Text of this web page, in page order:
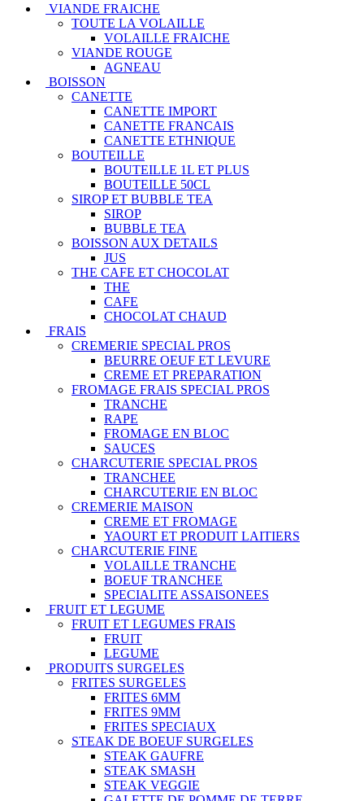
VIANDE FRAICHE
TOUTE LA VOLAILLE
VOLAILLE FRAICHE
VIANDE ROUGE
AGNEAU
BOISSON
CANETTE
CANETTE IMPORT
CANETTE FRANCAIS
CANETTE ETHNIQUE
BOUTEILLE
BOUTEILLE 1L ET PLUS
BOUTEILLE 50CL
SIROP ET BUBBLE TEA
SIROP
BUBBLE TEA
BOISSON AUX DETAILS
JUS
THE CAFE ET CHOCOLAT
THE
CAFE
CHOCOLAT CHAUD
FRAIS
CREMERIE SPECIAL PROS
BEURRE OEUF ET LEVURE
CREME ET PREPARATION
FROMAGE FRAIS SPECIAL PROS
TRANCHE
RAPE
FROMAGE EN BLOC
SAUCES
CHARCUTERIE SPECIAL PROS
TRANCHEE
CHARCUTERIE EN BLOC
CREMERIE MAISON
CREME ET FROMAGE
YAOURT ET PRODUIT LAITIERS
CHARCUTERIE FINE
VOLAILLE TRANCHE
BOEUF TRANCHEE
SPECIALITE ASSAISONEES
FRUIT ET LEGUME
FRUIT ET LEGUMES FRAIS
FRUIT
LEGUME
PRODUITS SURGELES
FRITES SURGELES
FRITES 6MM
FRITES 9MM
FRITES SPECIAUX
STEAK DE BOEUF SURGELES
STEAK GAUFRE
STEAK SMASH
STEAK VEGGIE